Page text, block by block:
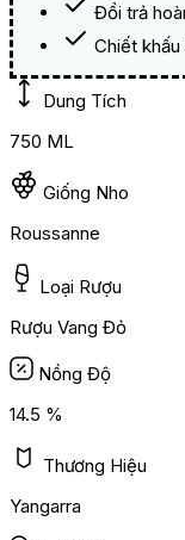
Đổi trả
Chiết
Dung Tích
750 ML
Giống Nho
Roussanne
Loại Rượu
Rượu Vang Đỏ
Nồng Độ
14.5 %
Thương Hiệu
Yangarra